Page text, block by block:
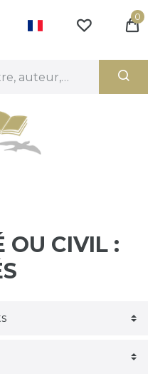
0
OU CIVIL :